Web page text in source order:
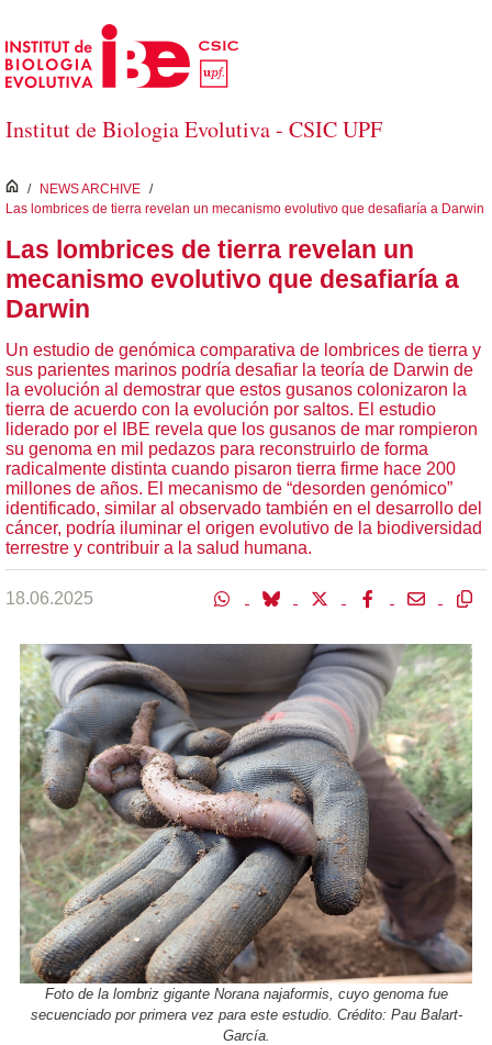
Saltar al contenido principal
Institut de Biologia Evolutiva - CSIC UPF
inici
/ NEWS ARCHIVE /
Las lombrices de tierra revelan un mecanismo evolutivo que desafiaría a Darwin
Las lombrices de tierra revelan un
mecanismo evolutivo que desafiaría a
Darwin
Un estudio de genómica comparativa de lombrices de tierra y
sus parientes marinos podría desafiar la teoría de Darwin de
la evolución al demostrar que estos gusanos colonizaron la
tierra de acuerdo con la evolución por saltos. El estudio
liderado por el IBE revela que los gusanos de mar rompieron
su genoma en mil pedazos para reconstruirlo de forma
radicalmente distinta cuando pisaron tierra firme hace 200
millones de años. El mecanismo de “desorden genómico”
identificado, similar al observado también en el desarrollo del
cáncer, podría iluminar el origen evolutivo de la biodiversidad
terrestre y contribuir a la salud humana.
18.06.2025
Foto de la lombriz gigante Norana najaformis, cuyo genoma fue
secuenciado por primera vez para este estudio. Crédito: Pau Balart-
García.